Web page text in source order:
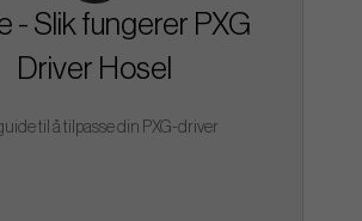
- Slik fungerer PXG
Driver Hosel
guide til å tilpasse din PXG-driver